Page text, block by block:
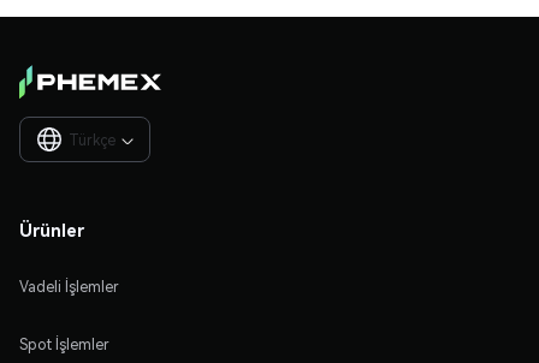
Türkçe 
Ürünler
Vadeli İşlemler
Spot İşlemler